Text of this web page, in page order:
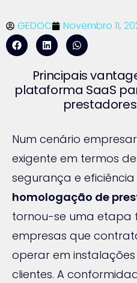
GEDOC Novembro 11,
Principais
plataforma SaaS
Num cenário
exigente em termos
segurança e
homologação de
tornou-se uma etapa
empresas que
operar em
clientes. A